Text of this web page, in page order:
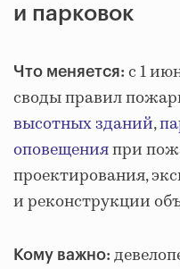
и парковок
Что меняется: с 1
своды правил
высотных зданий,
оповещенияпри
проектирования,
и реконструкции
Кому важно: